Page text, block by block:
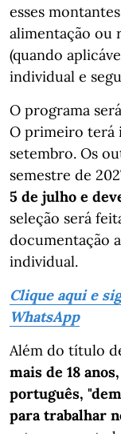
esses
alimentação ou
(quando
individual e
O programa
O primeiro terá
setembro. Os
semestre de
5 de julho e
seleção será
documentação
individual.
Clique aqui e
WhatsApp
Além do título
mais de 18
português,
para trabalhar